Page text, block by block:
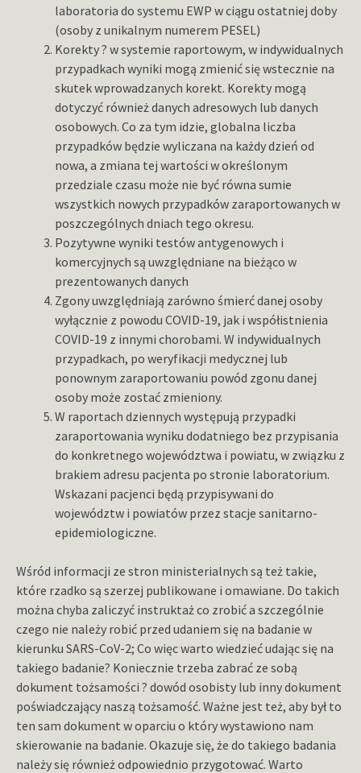
laboratoria do systemu EWP w ciągu ostatniej doby
(osoby z unikalnym numerem PESEL)
Korekty ? w systemie raportowym, w indywidualnych
przypadkach wyniki mogą zmienić się wstecznie na
skutek wprowadzanych korekt. Korekty mogą
dotyczyć również danych adresowych lub danych
osobowych. Co za tym idzie, globalna liczba
przypadków będzie wyliczana na każdy dzień od
nowa, a zmiana tej wartości w określonym
przedziale czasu może nie być równa sumie
wszystkich nowych przypadków zaraportowanych w
poszczególnych dniach tego okresu.
Pozytywne wyniki testów antygenowych i
komercyjnych są uwzględniane na bieżąco w
prezentowanych danych
Zgony uwzględniają zarówno śmierć danej osoby
wyłącznie z powodu COVID-19, jak i współistnienia
COVID-19 z innymi chorobami. W indywidualnych
przypadkach, po weryfikacji medycznej lub
ponownym zaraportowaniu powód zgonu danej
osoby może zostać zmieniony.
W raportach dziennych występują przypadki
zaraportowania wyniku dodatniego bez przypisania
do konkretnego województwa i powiatu, w związku z
brakiem adresu pacjenta po stronie laboratorium.
Wskazani pacjenci będą przypisywani do
województw i powiatów przez stacje sanitarno-
epidemiologiczne.
Wśród informacji ze stron ministerialnych są też takie,
które rzadko są szerzej publikowane i omawiane. Do takich
można chyba zaliczyć instruktaż co zrobić a szczególnie
czego nie należy robić przed udaniem się na badanie w
kierunku SARS-CoV-2; Co więc warto wiedzieć udając się na
takiego badanie? Koniecznie trzeba zabrać ze sobą
dokument tożsamości ? dowód osobisty lub inny dokument
poświadczający naszą tożsamość. Ważne jest też, aby był to
ten sam dokument w oparciu o który wystawiono nam
skierowanie na badanie. Okazuje się, że do takiego badania
należy się również odpowiednio przygotować. Warto